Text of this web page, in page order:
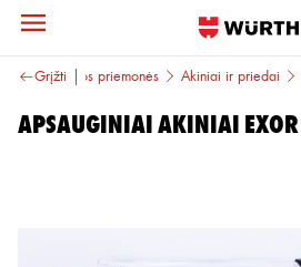
Grįžti
apsaugos priemonės Akiniai ir priedai
APSAUGINIAI AKINIAI EXOR